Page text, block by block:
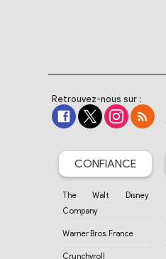
Retrouvez-nous sur :
CONFIANCE
The Walt Disney
Company
Warner Bros. France
Crunchyroll